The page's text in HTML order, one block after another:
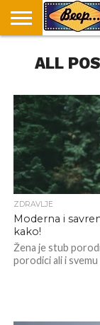
DORUČAK
U
LOKACIJE
ZA
HRANA I
RECEPTI
NEPUSACKI
LOKALI
ALL
ZDRAVLJE
Moderna i
kako!
Žena je stub
porodici ali i